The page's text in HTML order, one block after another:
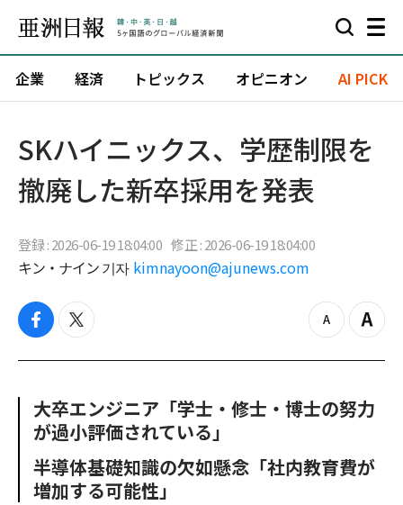
企業 経済 トピックス オピニオン AI PICK
SKハイニックス、学歴制限を
撤廃した新卒採用を発表
登録 : 2026-06-19 18:04:00 修正 : 2026-06-19 18:04:00
キン・ナイン 기자 kimnayoon@ajunews.com
f
c
o
o
t
i
e
r
z
o
u
Z
o
n
大卒エンジニア「学士・修士・博士の努力
が過小評価されている」
半導体基礎知識の欠如懸念「社内教育費が
増加する可能性」